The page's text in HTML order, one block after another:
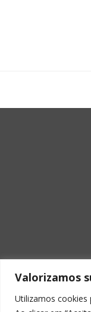
Valorizamos
Utilizamos cookies